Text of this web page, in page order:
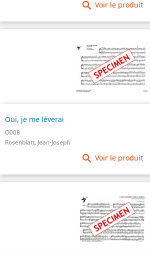
 Voir le produit
Oui, je me léverai
O008
Rosenblatt, Jean-Joseph
 Voir le produit